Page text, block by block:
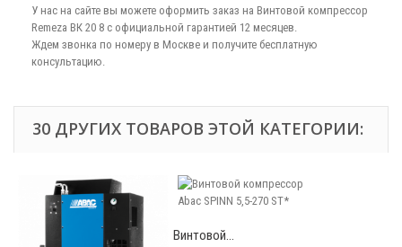
У нас на сайте вы можете оформить заказ на Винтовой компрессор
Remeza ВК 20 8 с официальной гарантией 12 месяцев.
Ждем звонка по номеру в Москве и получите бесплатную
консультацию.
30 ДРУГИХ ТОВАРОВ ЭТОЙ КАТЕГОРИИ:
Винтовой...